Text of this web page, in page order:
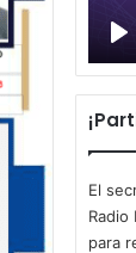
El
Radio
para